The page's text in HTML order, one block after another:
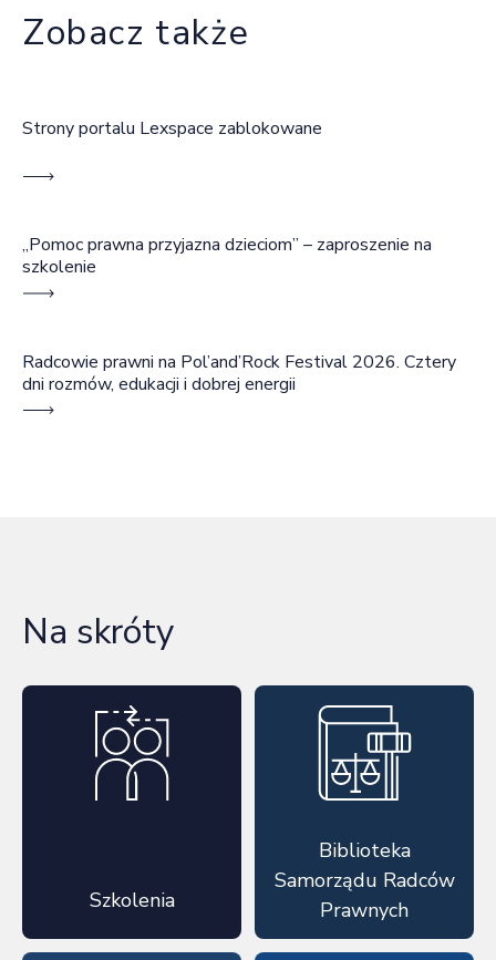
Zobacz także
Strony portalu Lexspace zablokowane
„Pomoc prawna przyjazna dzieciom” – zaproszenie na
szkolenie
Radcowie prawni na Pol’and’Rock Festival 2026. Cztery
dni rozmów, edukacji i dobrej energii
Na skróty
Szkolenia
Biblioteka
Samorządu Radców
Prawnych